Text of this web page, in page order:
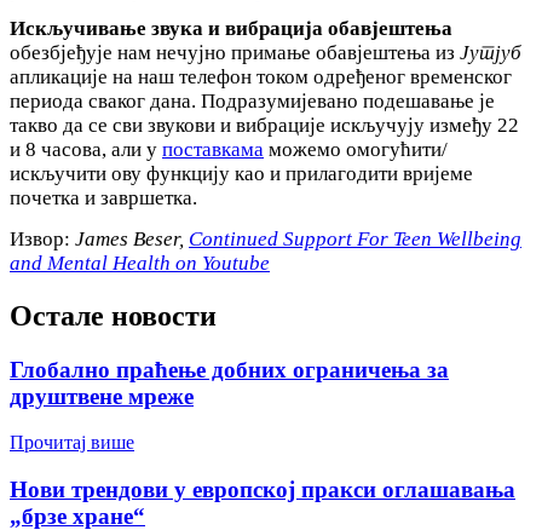
Искључивање звука и вибрација обавјештења
обезбјеђује нам нечујно примање обавјештења из Јутјуб
апликације на наш телефон током одређеног временског
периода сваког дана. Подразумијевано подешавање је
такво да се сви звукови и вибрације искључују између 22
и 8 часова, али у поставкама можемо омогућити/
искључити ову функцију као и прилагодити вријеме
почетка и завршетка.
Извор: James Beser, Continued Support For Teen Wellbeing
and Mental Health on Youtube
Остале новости
Глобално праћење добних ограничења за
друштвене мреже
Прочитај више
Нови трендови у европској пракси оглашавања
„брзе хране“